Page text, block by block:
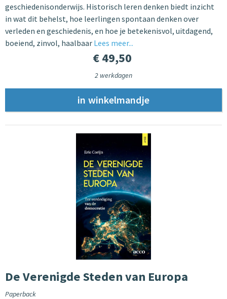
geschiedenisonderwijs. Historisch leren denken biedt inzicht
in wat dit behelst, hoe leerlingen spontaan denken over
verleden en geschiedenis, en hoe je betekenisvol, uitdagend,
boeiend, zinvol, haalbaar Lees meer...
€ 49,50
2 werkdagen
De Verenigde Steden van Europa
Paperback